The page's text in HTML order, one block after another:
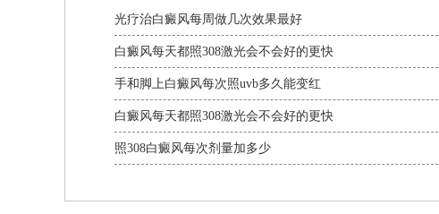
光疗治白癜风每周做几次效果最好
白癜风每天都照308激光会不会好的更快
手和脚上白癜风每次照uvb多久能变红
白癜风每天都照308激光会不会好的更快
照308白癜风每次剂量加多少